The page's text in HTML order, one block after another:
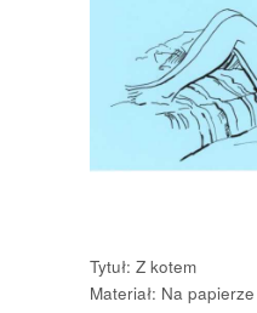
Tytuł: Z kotem
Materiał: Na papierze